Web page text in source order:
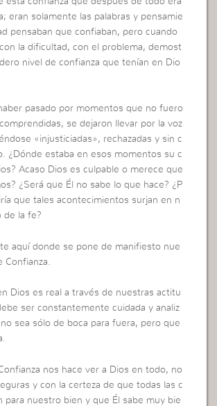
eran solamente las palabras y pensamie
pensaban que confiaban, pero cuando
la dificultad, con el problema, demost
nivel de confianza que tenían en Dio
pasado por momentos que no fuero
se dejaron llevar por la voz
«injusticiadas», rechazadas y sin c
¿Dónde estaba en esos momentos su c
Acaso Dios es culpable o merece que
¿Será que Él no sabe lo que hace? ¿P
que tales acontecimientos surjan en n
de la fe?
aquí donde se pone de manifiesto nue
Dios es real a través de nuestras actitu
ser constantemente cuidada y analiz
sea sólo de boca para fuera, pero que
nos hace ver a Dios en todo, no
y con la certeza de que todas las c
para nuestro bien y que Él sabe muy bie